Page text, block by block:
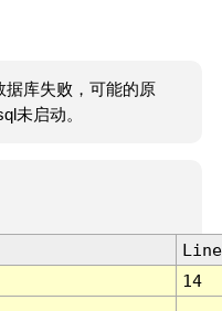
据库失败，可能的原
未启动。
Line
14